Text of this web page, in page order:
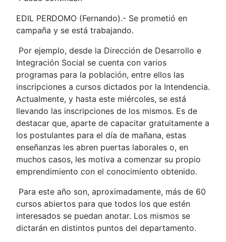
EDIL PERDOMO (Fernando).- Se prometió en
campaña y se está trabajando.
Por ejemplo, desde la Dirección de Desarrollo e
Integración Social se cuenta con varios
programas para la población, entre ellos las
inscripciones a cursos dictados por la Intendencia.
Actualmente, y hasta este miércoles, se está
llevando las inscripciones de los mismos. Es de
destacar que, aparte de capacitar gratuitamente a
los postulantes para el día de mañana, estas
enseñanzas les abren puertas laborales o, en
muchos casos, les motiva a comenzar su propio
emprendimiento con el conocimiento obtenido.
Para este año son, aproximadamente, más de 60
cursos abiertos para que todos los que estén
interesados se puedan anotar. Los mismos se
dictarán en distintos puntos del departamento.